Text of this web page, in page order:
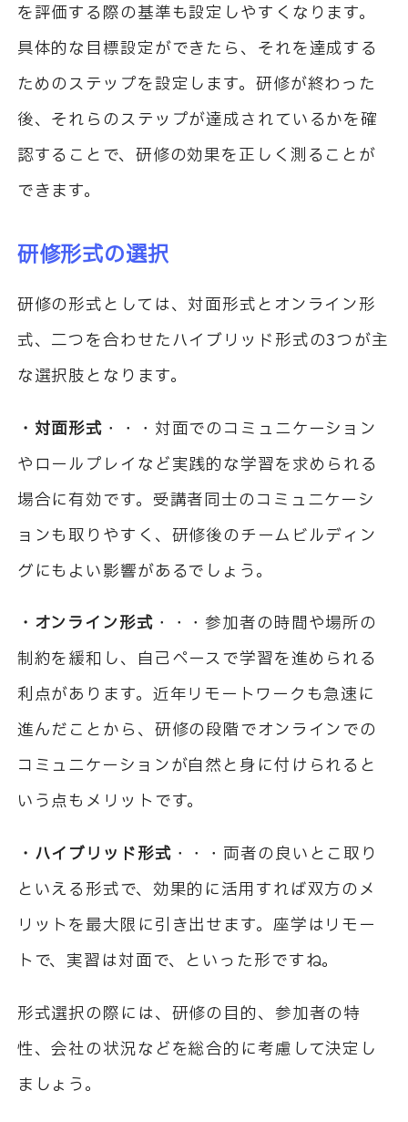
を評価する際の基準も設定しやすくなります。
具体的な目標設定ができたら、それを達成する
ためのステップを設定します。研修が終わった
後、それらのステップが達成されているかを確
認することで、研修の効果を正しく測ることが
できます。
研修形式の選択
研修の形式としては、対面形式とオンライン形
式、二つを合わせたハイブリッド形式の3つが主
な選択肢となります。
・対面形式 ・・・対面でのコミュニケーション
やロールプレイなど実践的な学習を求められる
場合に有効です。受講者同士のコミュニケーシ
ョンも取りやすく、研修後のチームビルディン
グにもよい影響があるでしょう。
・オンライン形式 ・・・参加者の時間や場所の
制約を緩和し、自己ペースで学習を進められる
利点があります。近年リモートワークも急速に
進んだことから、研修の段階でオンラインでの
コミュニケーションが自然と身に付けられると
いう点もメリットです。
・ハイブリッド形式 ・・・両者の良いとこ取り
といえる形式で、効果的に活用すれば双方のメ
リットを最大限に引き出せます。座学はリモー
トで、実習は対面で、といった形ですね。
形式選択の際には、研修の目的、参加者の特
性、会社の状況などを総合的に考慮して決定し
ましょう。